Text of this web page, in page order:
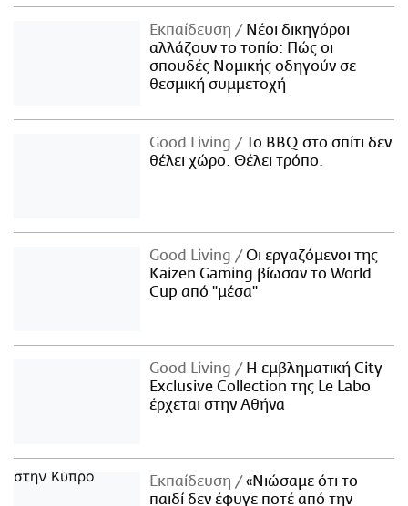
Εκπαίδευση
Νέοι δικηγόροι
αλλάζουν το τοπίο: Πώς οι
σπουδές Νομικής οδηγούν σε
θεσμική συμμετοχή
Good Living
Το BBQ στο σπίτι δεν
θέλει χώρο. Θέλει τρόπο.
Good Living
Οι εργαζόμενοι της
Kaizen Gaming βίωσαν το World
Cup από "μέσα"
Good Living
Η εμβληματική City
Exclusive Collection της Le Labo
έρχεται στην Αθήνα
Εκπαίδευση
«Νιώσαμε ότι το
παιδί δεν έφυγε ποτέ από την